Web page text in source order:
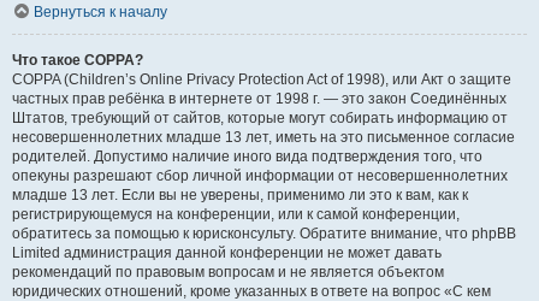
Вернуться к началу
Что такое COPPA?
COPPA (Children’s Online Privacy Protection Act of 1998), или Акт о защите
частных прав ребёнка в интернете от 1998 г. — это закон Соединённых
Штатов, требующий от сайтов, которые могут собирать информацию от
несовершеннолетних младше 13 лет, иметь на это письменное согласие
родителей. Допустимо наличие иного вида подтверждения того, что
опекуны разрешают сбор личной информации от несовершеннолетних
младше 13 лет. Если вы не уверены, применимо ли это к вам, как к
регистрирующемуся на конференции, или к самой конференции,
обратитесь за помощью к юрисконсульту. Обратите внимание, что phpBB
Limited администрация данной конференции не может давать
рекомендаций по правовым вопросам и не является объектом
юридических отношений, кроме указанных в ответе на вопрос «С кем